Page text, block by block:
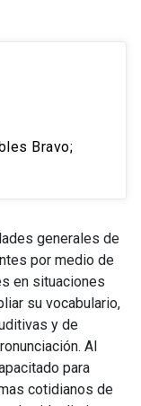
generales de
por medio de
en situaciones
su vocabulario,
y de
Al
para
cotidianos de
Bravo;